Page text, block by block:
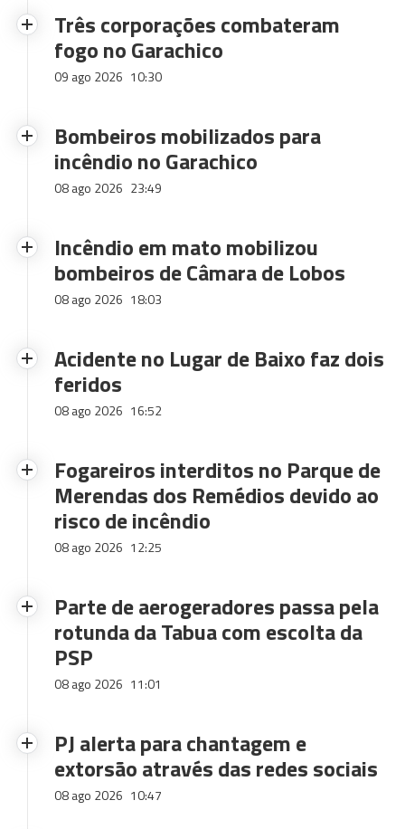
Três corporações combateram
fogo no Garachico
09 ago 2026 10:30
Bombeiros mobilizados para
incêndio no Garachico
08 ago 2026 23:49
Incêndio em mato mobilizou
bombeiros de Câmara de Lobos
08 ago 2026 18:03
Acidente no Lugar de Baixo faz dois
feridos
08 ago 2026 16:52
Fogareiros interditos no Parque de
Merendas dos Remédios devido ao
risco de incêndio
08 ago 2026 12:25
Parte de aerogeradores passa pela
rotunda da Tabua com escolta da
PSP
08 ago 2026 11:01
PJ alerta para chantagem e
extorsão através das redes sociais
08 ago 2026 10:47